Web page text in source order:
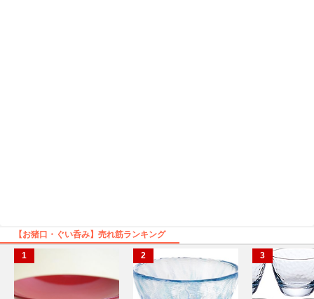
【お猪口・ぐい呑み】売れ筋ランキング